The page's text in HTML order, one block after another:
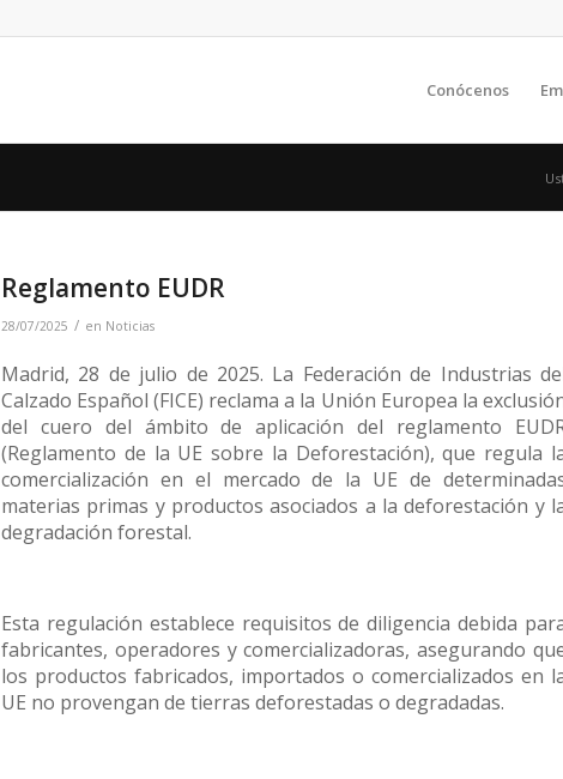
Conócenos
Reglamento EUDR
28/07/2025 / en Noticias
Madrid, 28 de julio de 2025. La Federación de Industrias
Calzado Español (FICE) reclama a la Unión Europea la
del cuero del ámbito de aplicación del reglamento
(Reglamento de la UE sobre la Deforestación), que regula
comercialización en el mercado de la UE de
materias primas y productos asociados a la deforestación y
degradación forestal.
Esta regulación establece requisitos de diligencia debida
fabricantes, operadores y comercializadoras, asegurando
los productos fabricados, importados o comercializados en
UE no provengan de tierras deforestadas o degradadas.